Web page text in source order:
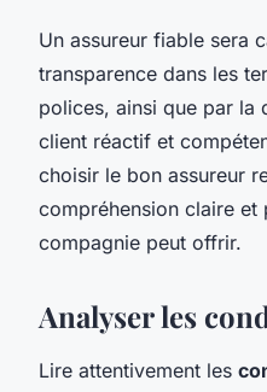
Un assureur fiable sera
transparence dans les
polices, ainsi que par la
client réactif et
choisir le bon assureur
compréhension claire et
compagnie peut offrir.
Analyser les
Lire attentivement les